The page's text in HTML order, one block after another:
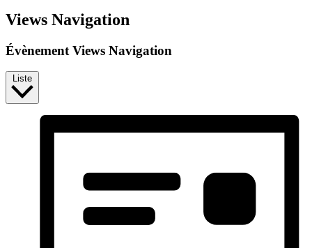
Views Navigation
Évènement Views Navigation
Liste